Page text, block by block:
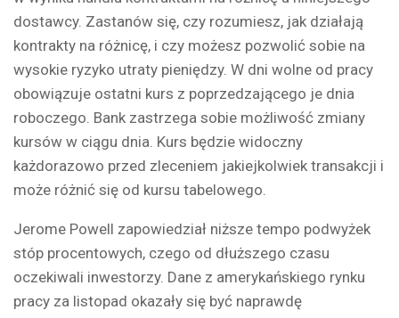
dostawcy. Zastanów się, czy rozumiesz, jak działają
kontrakty na różnicę, i czy możesz pozwolić sobie na
wysokie ryzyko utraty pieniędzy. W dni wolne od pracy
obowiązuje ostatni kurs z poprzedzającego je dnia
roboczego. Bank zastrzega sobie możliwość zmiany
kursów w ciągu dnia. Kurs będzie widoczny
każdorazowo przed zleceniem jakiejkolwiek transakcji i
może różnić się od kursu tabelowego.
Jerome Powell zapowiedział niższe tempo podwyżek
stóp procentowych, czego od dłuższego czasu
oczekiwali inwestorzy. Dane z amerykańskiego rynku
pracy za listopad okazały się być naprawdę